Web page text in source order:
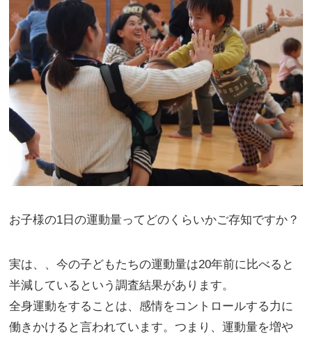
お子様の1日の運動量ってどのくらいかご存知ですか？
実は、、今の子どもたちの運動量は20年前に比べると
半減しているという調査結果があります。
全身運動をすることは、感情をコントロールする力に
働きかけると言われています。つまり、運動量を増や